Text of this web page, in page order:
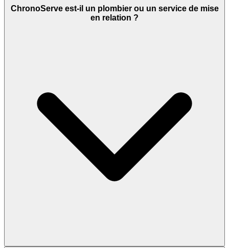
ChronoServe est-il un plombier ou un service de mise
en relation ?